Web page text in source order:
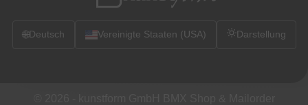
🌐Deutsch Vereinigte Staaten (USA) Darstellung